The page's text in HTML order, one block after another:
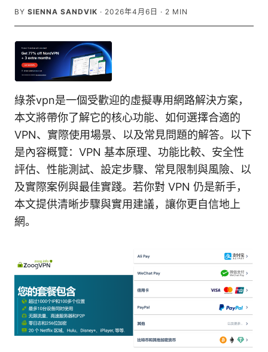
BY SIENNA SANDVIK · 2026年4月6日 · 2 MIN
綠茶vpn是一個受歡迎的虛擬專用網路解決方案，
本文將帶你了解它的核心功能、如何選擇合適的
VPN、實際使用場景、以及常見問題的解答。以下
是內容概覽：VPN 基本原理、功能比較、安全性
評估、性能測試、設定步驟、常見限制與風險、以
及實際案例與最佳實踐。若你對 VPN 仍是新手，
本文提供清晰步驟與實用建議，讓你更自信地上
網。